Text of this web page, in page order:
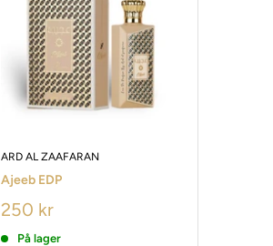
ARD AL ZAAFARAN
Ajeeb EDP
250 kr
På lager